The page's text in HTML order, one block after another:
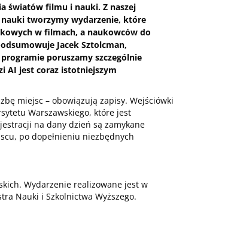
światów filmu i nauki. Z naszej
tworzymy wydarzenie, które
w filmach, a naukowców do
Jacek Sztolcman,
poruszamy szczególnie
AI jest coraz istotniejszym
miejsc – obowiązują zapisy. Wejściówki
Warszawskiego, które jest
na dany dzień są zamykane
po dopełnieniu niezbędnych
Wydarzenie realizowane jest w
Nauki i Szkolnictwa Wyższego.